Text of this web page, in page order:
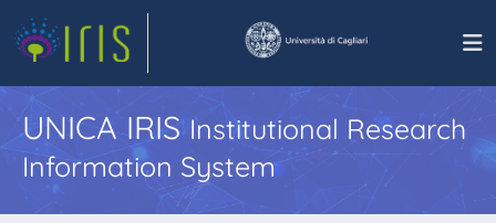
UNICA IRISInstitutional Research
Information System